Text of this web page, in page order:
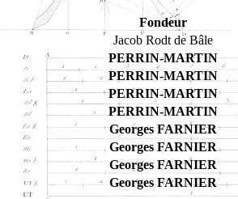
Fondeur
Jacob Rodt de Bâle
PERRIN-MARTIN
PERRIN-MARTIN
PERRIN-MARTIN
PERRIN-MARTIN
Georges FARNIER
Georges FARNIER
Georges FARNIER
Georges FARNIER